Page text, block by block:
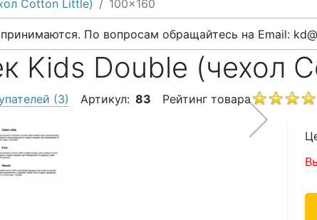
Cotton Little) 100x160
По вопросам обращайтесь на Email:
Kids Double (чехол
(3) Артикул: 83 Рейтинг товара